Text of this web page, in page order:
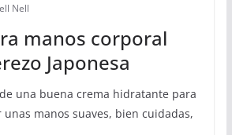
Nell
manos corporal
Japonesa
una buena crema hidratante para
unas manos suaves, bien cuidadas,